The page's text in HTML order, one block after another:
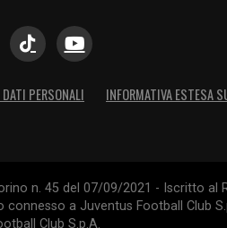
PERSONALI INFORMATIVA ESTESA
n. 45 del 07/09/2021 - Iscritto al
a Juventus Football Club
Club S.p.A.